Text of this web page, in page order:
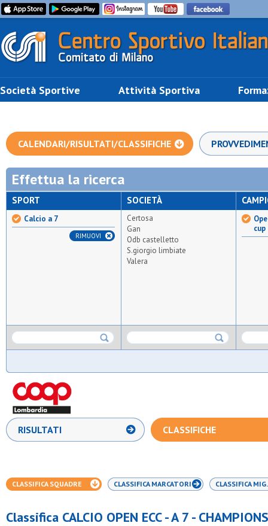
Società Sportive Attività Sportiva
CALENDARI/RISULTATI/CLASSIFICHE
Effettua la ricerca
SPORT
Calcio a 7
RIMUOVI
SOCIETÀ
Certosa
Gan
Odb castelletto
S.giorgio limbiate
Valera
cup
RISULTATI CLASSIFICHE
CLASSIFICA SQUADRE CLASSIFICA MARCATORI CLASSIFICA
Classifica CALCIO OPEN ECC - A 7 -